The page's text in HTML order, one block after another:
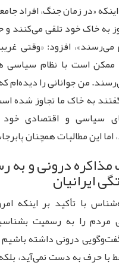
«در زمان جنگ، افراد
به خاک خود تلقی می‌کنند
می‌رسند»، افزود: «وقتی
ممکن است با نظام سیاسی
من جوانانی را دیده‌ام
به خاک ما تجاوز شده
سیاسی و اقتصادی خود
اما این مطالبات همچنان
درونی و به
ایرانیان
با تأکید بر اینکه
مردم را به رسمیت
درونی داشته
با حرف به دست نمی‌آید،